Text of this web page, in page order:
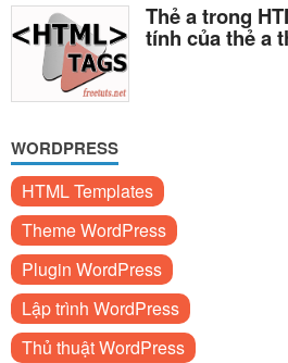
Thẻ a trong
tính của thẻ a
WORDPRESS
HTML Templates
Theme WordPress
Plugin WordPress
Lập trình WordPress
Thủ thuật WordPress